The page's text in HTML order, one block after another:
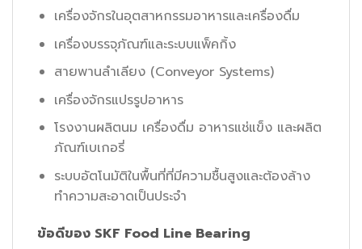
เครื่องจักรในอุตสาหกรรมอาหารและเครื่องดื่ม
เครื่องบรรจุภัณฑ์และระบบแพ็คกิ้ง
สายพานลำเลียง (Conveyor Systems)
เครื่องจักรแปรรูปอาหาร
โรงงานผลิตนม เครื่องดื่ม อาหารแช่แข็ง และผลิต
ภัณฑ์เบเกอรี่
ระบบอัตโนมัติในพื้นที่ที่มีความชื้นสูงและต้องล้าง
ทำความสะอาดเป็นประจำ
ข้อดีของ SKF Food Line Bearing